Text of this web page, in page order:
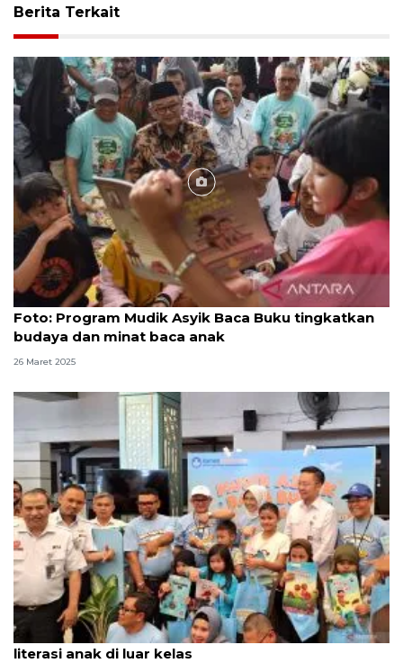
Berita Terkait
Foto
Foto: Program Mudik Asyik Baca Buku tingkatkan
budaya dan minat baca anak
26 Maret 2025
Komisi X apresiasi Mendikdasmen tumbuhkan
literasi anak di luar kelas